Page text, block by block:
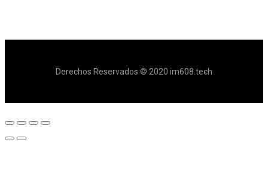
Derechos Reservados © 2020 im608.tech